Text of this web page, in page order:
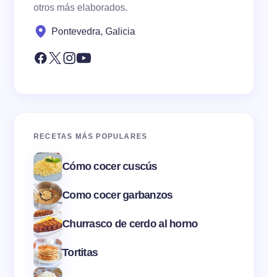
otros más elaborados.
Pontevedra, Galicia
RECETAS MÁS POPULARES
Cómo cocer cuscús
Como cocer garbanzos
Churrasco de cerdo al horno
Tortitas